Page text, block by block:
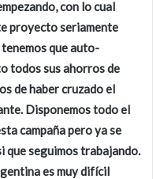
con lo cual
proyecto seriamente
que auto-
todos sus ahorros de
de haber cruzado el
Disponemos todo el
campaña pero ya se
que seguimos trabajando.
es muy difícil